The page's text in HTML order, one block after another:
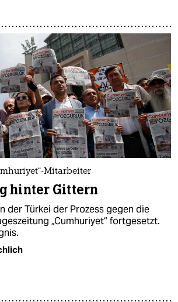
Mitarbeiter
hinter Gittern
der Türkei der Prozess gegen die
„Cumhuriyet“ fortgesetzt.